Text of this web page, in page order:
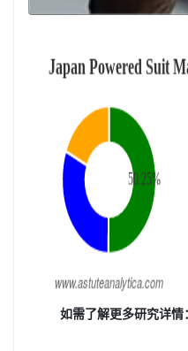
如需了解更多研究详情